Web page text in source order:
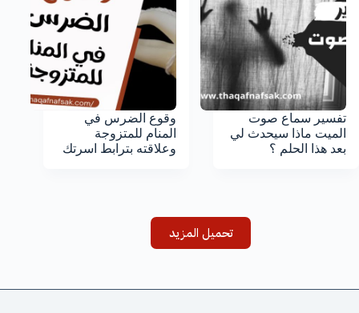
تفسير سماع صوت
الميت ماذا سيحدث لي
بعد هذا الحلم ؟
وقوع الضرس في
المنام للمتزوجة
وعلاقته بترابط اسرتك
تحميل المزيد